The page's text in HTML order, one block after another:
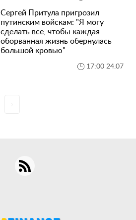
Сергей Притула пригрозил
путинским войскам: "Я могу
сделать все, чтобы каждая
оборванная жизнь обернулась
большой кровью"
17:00 24.07